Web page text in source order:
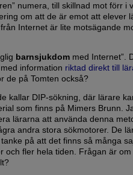
numera, till skillnad mot förr i
om att de är emot att elever
Internet är lite motsägande
barnsjukdom med Internet”.
information riktad direkt till
de på Tomten också?
kallar DIP-sökning, där lärare
som finns på Mimers Brunn.
lärarna att använda denna
andra stora sökmotorer. De
på att det finns så många
och fler hela tiden. Frågan är om